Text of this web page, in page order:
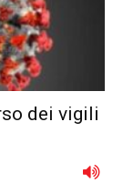
dei vigili